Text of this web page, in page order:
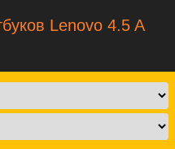
Lenovo 4.5 A